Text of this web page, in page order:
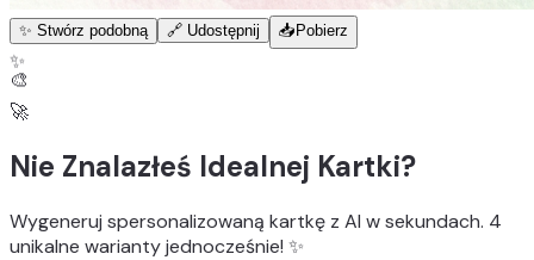
✨ Stwórz podobną 🔗 Udostępnij 📥 Pobierz
✨
🎨
🚀
Nie Znalazłeś Idealnej Kartki?
Wygeneruj spersonalizowaną kartkę z AI w sekundach. 4
unikalne wariantyjednocześnie! ✨